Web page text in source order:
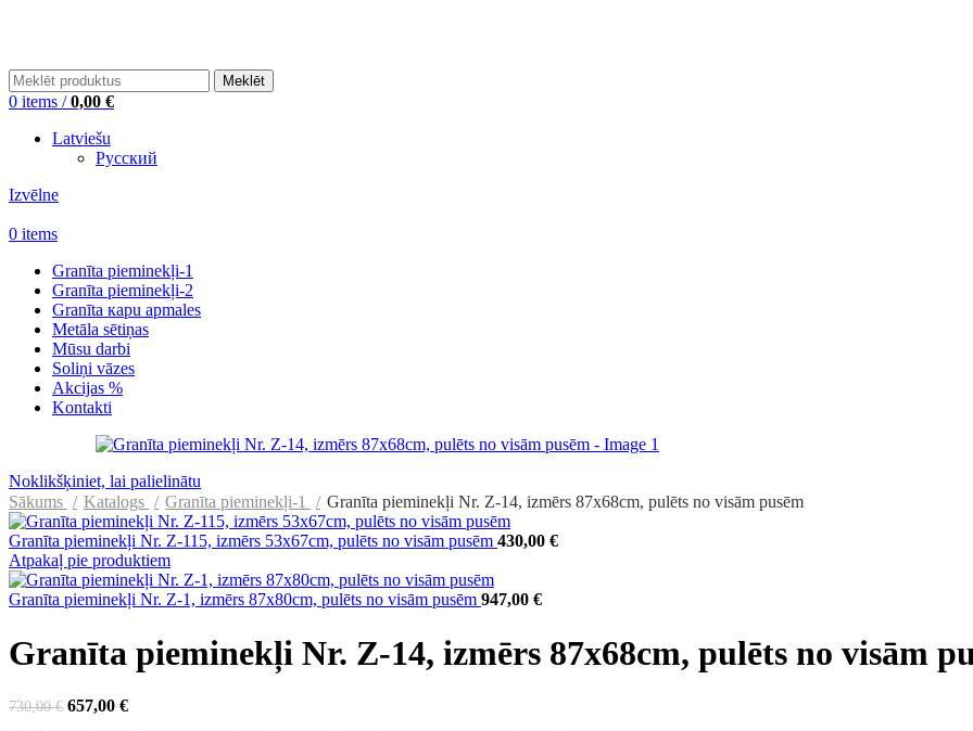
Meklēt
0 items / 0,00 €
Latviešu
Русский
Izvēlne
0 items
Granīta pieminekļi-1
Granīta pieminekļi-2
Granīta кapu apmales
Metāla sētiņas
Mūsu darbi
Soliņi vāzes
Akcijas %
Kontakti
Noklikšķiniet, lai palielinātu
Sākums
Katalogs Granīta pieminekļi-1 Granīta pieminekļi Nr. Z-14, izmērs 87x68cm, pulēts no visām pusēm
Granīta pieminekļi Nr. Z-115, izmērs 53x67cm, pulēts no visām pusēm 430,00 €
Atpakaļ pie produktiem
Granīta pieminekļi Nr. Z-1, izmērs 87x80cm, pulēts no visām pusēm 947,00 €
Granīta pieminekļi Nr. Z-14, izmērs 87x68cm, pulēts no visām
730,00€ Original
657,00 €Current